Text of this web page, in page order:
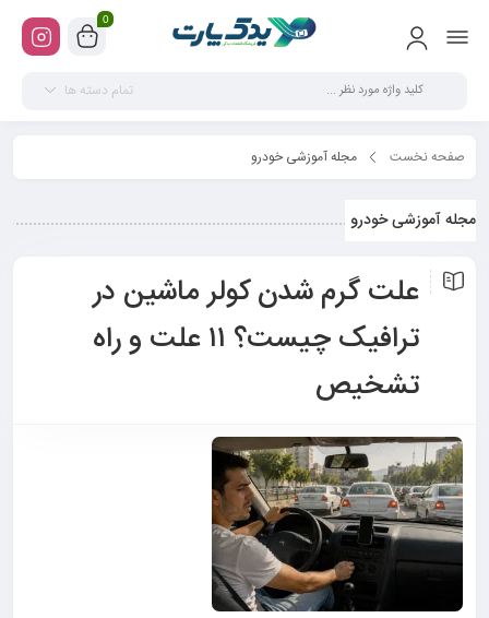
0
تمام دسته ها
صفحه نخست مجله آموزشی خودرو
مجله آموزشی خودرو
علت گرم شدن کولر ماشین در
ترافیک چیست؟ ۱۱ علت و راه
تشخیص